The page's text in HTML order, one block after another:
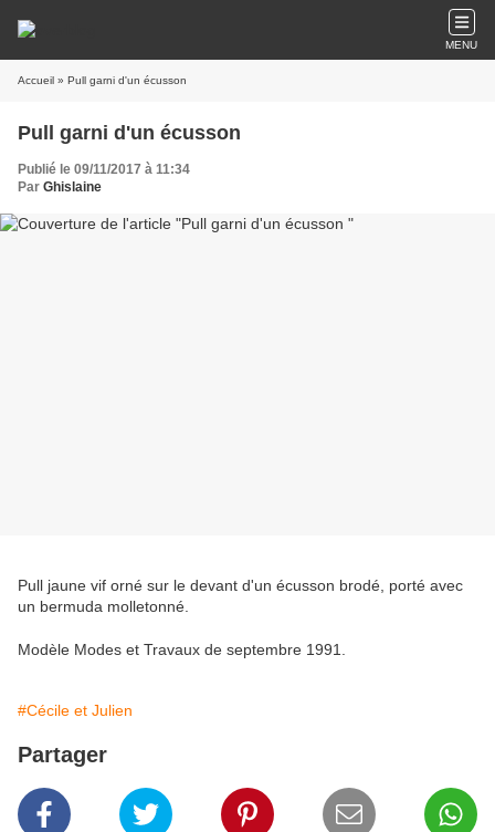
MENU
Accueil » Pull garni d'un écusson
Pull garni d'un écusson
Publié le 09/11/2017 à 11:34
Par Ghislaine
Pull jaune vif orné sur le devant d'un écusson brodé, porté avec
un bermuda molletonné.
Modèle Modes et Travaux de septembre 1991.
#Cécile et Julien
Partager